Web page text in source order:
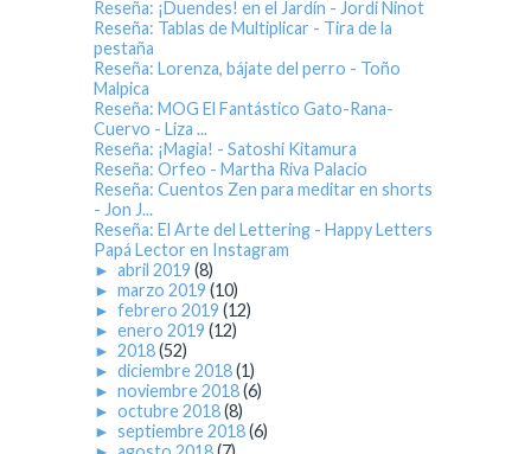
Reseña: ¡Duendes! en el Jardín - Jordi Ninot
Reseña: Tablas de Multiplicar - Tira de la
pestaña
Reseña: Lorenza, bájate del perro - Toño
Malpica
Reseña: MOG El Fantástico Gato-Rana-
Cuervo - Liza ...
Reseña: ¡Magia! - Satoshi Kitamura
Reseña: Orfeo - Martha Riva Palacio
Reseña: Cuentos Zen para meditar en shorts
- Jon J...
Reseña: El Arte del Lettering - Happy Letters
Papá Lector en Instagram
► abril 2019 (8)
► marzo 2019 (10)
► febrero 2019 (12)
► enero 2019 (12)
► 2018(52)
► diciembre 2018(1)
► noviembre 2018(6)
► octubre 2018(8)
► septiembre 2018(6)